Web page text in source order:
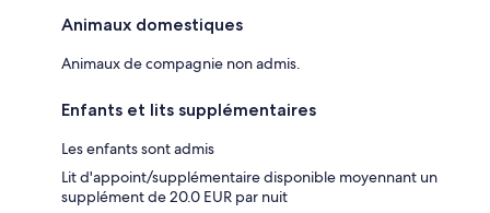
Animaux domestiques
Animaux de compagnie non admis.
Enfants et lits supplémentaires
Les enfants sont admis
Lit d'appoint/supplémentaire disponible moyennant un
supplément de 20.0 EUR par nuit